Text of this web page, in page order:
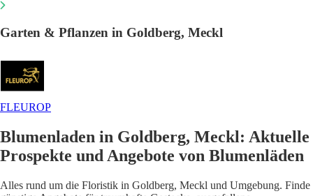
Garten & Pflanzen in Goldberg, Meckl
FLEUROP
Blumenladen in Goldberg, Meckl: Aktuelle
Prospekte und Angebote von Blumenläden
Alles rund um die Floristik in Goldberg, Meckl und Umgebung. Finde